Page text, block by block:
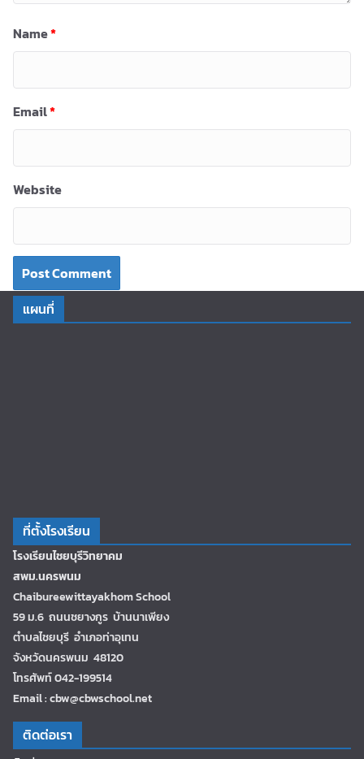
Name*
Email*
Website
แผนที่
ที่ตั้งโรงเรียน
โรงเรียนไชยบุรีวิทยาคม
สพม.นครพนม
Chaibureewittayakhom School
59 ม.6 ถนนชยางกูร บ้านนาเพียง
ตำบลไชยบุรี อำเภอท่าอุเทน
จังหวัดนครพนม 48120
โทรศัพท์ 042-199514
Email : cbw@cbwschool.net
ติดต่อเรา